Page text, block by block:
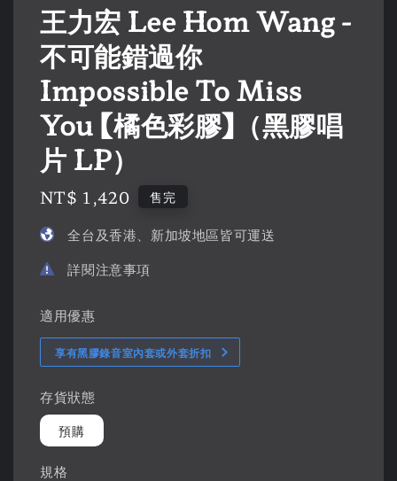
王力宏 Lee Hom Wang -
不可能錯過你
Impossible To Miss
You 【橘色彩膠】（黑膠唱
片 LP）
Regular
NT$ 1,420 售完
全台及香港、新加坡地區皆可運送
詳閱注意事項
適用優惠
享有黑膠錄音室內套或外套折扣
存貨狀態
預購
規格